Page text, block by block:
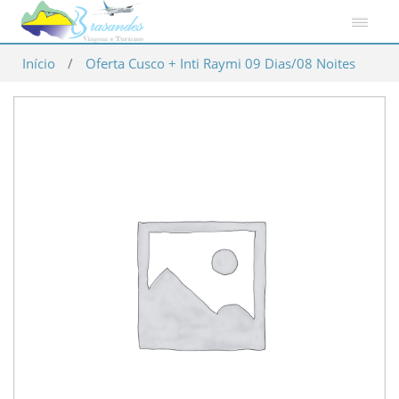
Início / Oferta Cusco + Inti Raymi 09 Dias/08 Noites